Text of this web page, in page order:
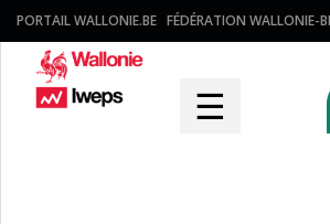
PORTAIL WALLONIE.BE FÉDÉRATION WALLONIE-
☰